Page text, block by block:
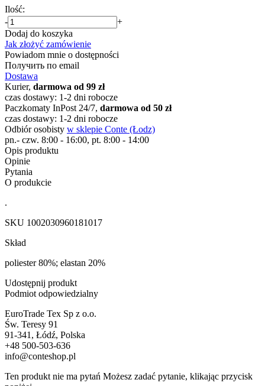
Ilość:
-
+
Dodaj do koszyka
Jak złożyć zamówienie
Powiadom mnie o dostępności
Получить по email
Dostawa
Kurier, darmowa od 99 zł
czas dostawy: 1-2 dni robocze
Paczkomaty InPost 24/7, darmowa od 50 zł
czas dostawy: 1-2 dni robocze
Odbiór osobisty w sklepie Conte (Łodz)
pn.- czw. 8:00 - 16:00, pt. 8:00 - 14:00
Opis produktu
Opinie
Pytania
O produkcie
.
SKU 1002030960181017
Skład
poliester 80%; elastan 20%
Udostępnij produkt
Podmiot odpowiedzialny
EuroTrade Tex Sp z o.o.
Św. Teresy 91
91-341, Łódź, Polska
+48 500-503-636
info@conteshop.pl
Ten produkt nie ma pytań Możesz zadać pytanie, klikając przycisk